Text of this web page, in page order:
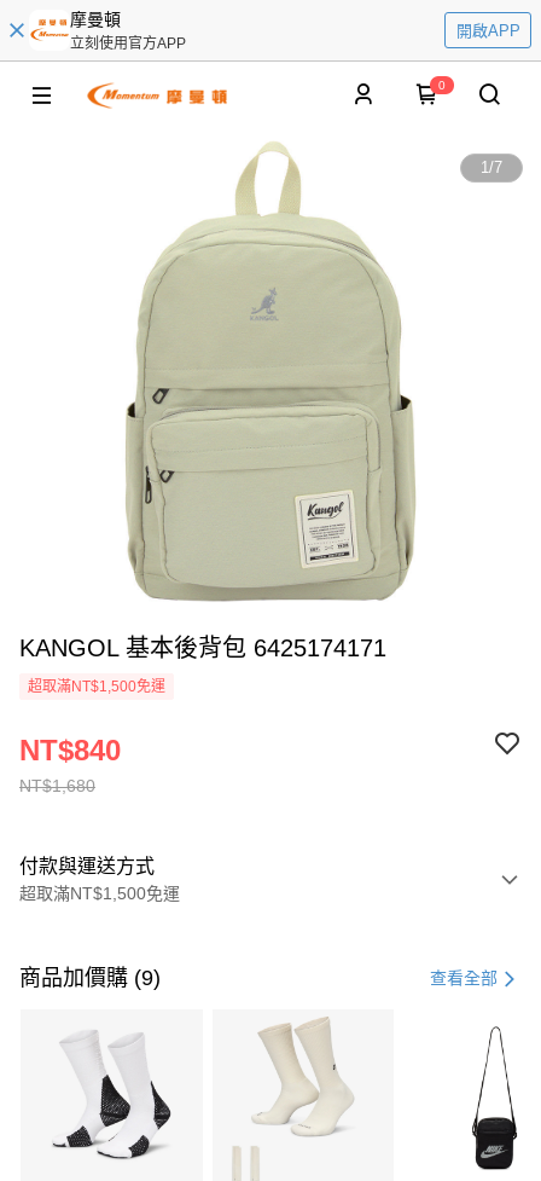
摩曼頓
立刻使用官方APP
開啟APP
0
1/7
KANGOL 基本後背包 6425174171
超取滿NT$1,500免運
NT$1,680
NT$840
付款與運送方式
超取滿NT$1,500免運
信用卡一次付款
3 期 0 利率 每期 21家銀行
合作金庫商業銀行
第一商業銀行
華南商業銀行
彰化商業銀行
上海商業儲蓄銀行
Apple Pay
商品加價購 (9) 查看全部